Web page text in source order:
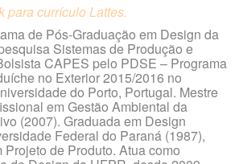
para currículo Lattes.
de Pós-Graduação em Design da
Sistemas de Produção e
CAPES pelo PDSE – Programa
no Exterior 2015/2016 no
do Porto, Portugal. Mestre
em Gestão Ambiental da
(2007). Graduada em Design
Federal do Paraná (1987),
de Produto. Atua como